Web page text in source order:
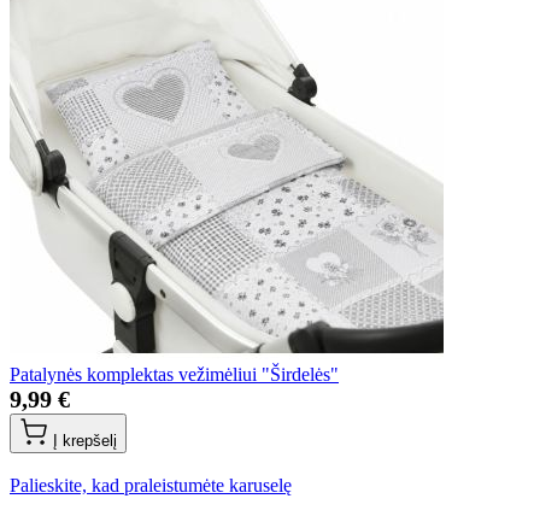
Patalynės komplektas vežimėliui "Širdelės"
9,99 €
Į krepšelį
Palieskite, kad praleistumėte karuselę